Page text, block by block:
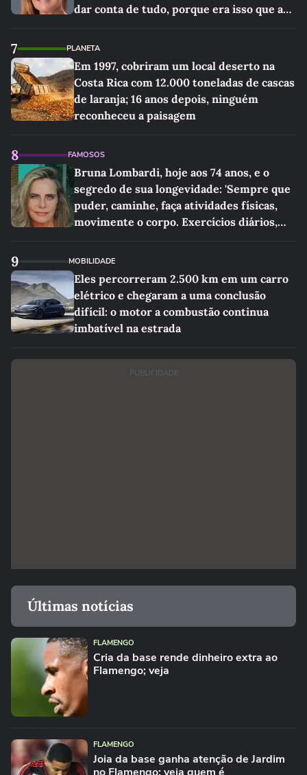
dar conta de tudo, porque era isso que a
7 PLANETA
Em 1997, cobriram um local deserto na
Costa Rica com 12.000 toneladas de cascas
de laranja; 16 anos depois, ninguém
reconheceu a paisagem
8 FAMOSOS
Bruna Lombardi, hoje aos 74 anos, e o
segredo de sua longevidade: 'Sempre que
puder, caminhe, faça atividades físicas,
movimente o corpo. Exercícios diários,
9 MOBILIDADE
Eles percorreram 2.500 km em um carro
elétrico e chegaram a uma conclusão
difícil: o motor a combustão continua
imbatível na estrada
PUBLICIDADE
Últimas notícias
FLAMENGO
Cria da base rende dinheiro extra ao
Flamengo; veja
FLAMENGO
Joia da base ganha atenção de Jardim